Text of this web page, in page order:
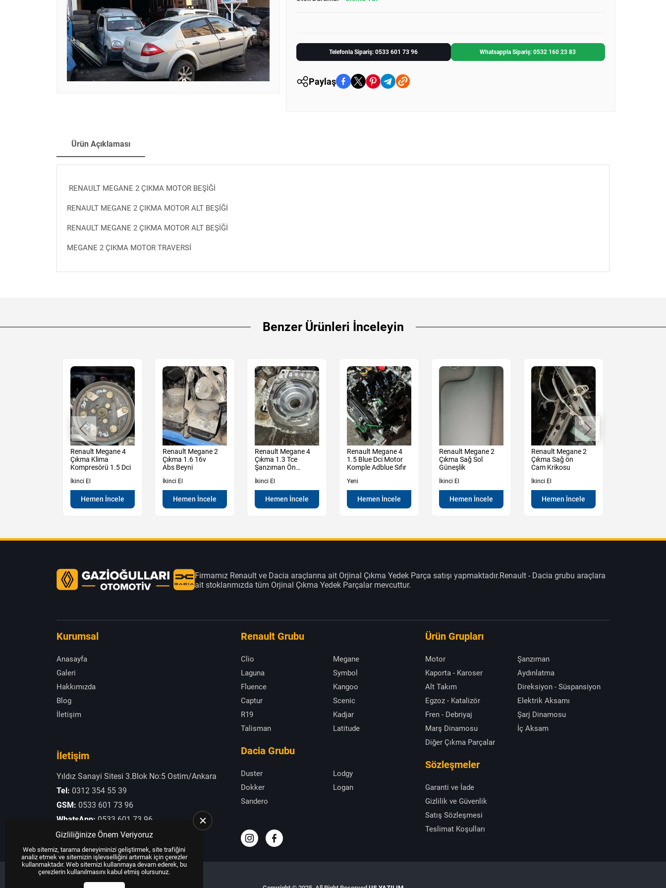
Telefonla Sipariş: 0533 601 73 96 Whatsappla Sipariş: 0532 160 23 83
Paylaş
Ürün Açıklaması
RENAULT MEGANE 2 ÇIKMA MOTOR BEŞİĞİ
RENAULT MEGANE 2 ÇIKMA MOTOR ALT BEŞİĞİ
RENAULT MEGANE 2 ÇIKMA MOTOR ALT BEŞİĞİ
MEGANE 2 ÇIKMA MOTOR TRAVERSİ
Benzer Ürünleri İnceleyin
Renault Megane 4
Çıkma Klima
Kompresörü 1.5 Dci
İkinci El
Hemen İncele
Renault Megane 2
Çıkma 1.6 16v
Abs Beyni
İkinci El
Hemen İncele
Renault Megane 4
Çıkma 1.3 Tce
Şanzıman Ön
Muhafaza Kutu
İkinci El
Hemen İncele
Renault Megane 4
1.5 Blue Dci Motor
Komple Adblue Sıfır
Yeni
Hemen İncele
Renault Megane 2
Çıkma Sağ Sol
Güneşlik
İkinci El
Hemen İncele
Renault Megane 2
Çıkma Sağ ön
Cam Krikosu
İkinci El
Hemen İncele
Firmamız Renault ve Dacia araçlarına ait Orjinal Çıkma Yedek Parça satışı yapmaktadır.Renault - Dacia grubu araçlara
ait stoklarımızda tüm Orjinal Çıkma Yedek Parçalar mevcuttur.
Kurumsal
Anasayfa
Galeri
Hakkımızda
Blog
İletişim
İletişim
Yıldız Sanayi Sitesi 3.Blok No:5 Ostim/Ankara
Tel: 0312 354 55 39
GSM: 0533 601 73 96
WhatsApp: 0533 601 73 96
E-Posta:otogaziogullari@hotmail.com
Renault Grubu
Clio
Megane
Laguna
Symbol
Fluence
Kangoo
Captur
Scenic
R19
Kadjar
Talisman
Latitude
Dacia Grubu
Duster
Lodgy
Dokker
Logan
Sandero
Ürün Grupları
Motor
Şanzıman
Kaporta - Karoser
Aydınlatma
Alt Takım
Direksiyon - Süspansiyon
Egzoz - Katalizör
Elektrik Aksamı
Fren - Debriyaj
Şarj Dinamosu
Marş Dinamosu
İç Aksam
Diğer Çıkma Parçalar
Sözleşmeler
Garanti ve İade
Gizlilik ve Güvenlik
Satış Sözleşmesi
Teslimat Koşulları
Gizliliğinize Önem Veriyoruz
Web sitemiz, tarama deneyiminizi geliştirmek, site trafiğini
analiz etmek ve sitemizin işlevselliğini artırmak için çerezler
kullanmaktadır. Web sitemizi kullanmaya devam ederek, bu
çerezlerin kullanılmasını kabul etmiş olursunuz.